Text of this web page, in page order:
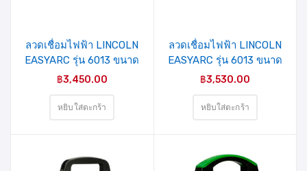
ลวดเชื่อมไฟฟ้า LINCOLN
EASYARC รุ่น 6013 ขนาด
4.0 มม.
฿3,450.00
หยิบใส่ตะกร้า
ลวดเชื่อมไฟฟ้า LINCOLN
EASYARC รุ่น 6013 ขนาด
2.6 มม.
฿3,530.00
หยิบใส่ตะกร้า